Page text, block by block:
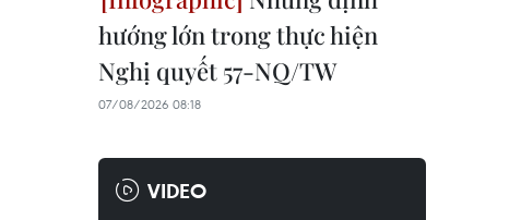
hướng lớn trong thực hiện
Nghị quyết 57-NQ/TW
07/08/2026 08:18
VIDEO